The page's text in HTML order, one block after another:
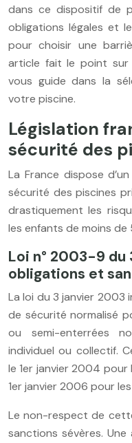
dans ce dispositif de
obligations légales et
pour choisir une
article fait le point sur
vous guide dans la
votre piscine.
Législation
sécurité des
La France dispose
sécurité des piscines
drastiquement les
les enfants de moins de
Loi n° 2003-9 du
obligations et
La loi du 3 janvier 2003
de sécurité normalisé
ou semi-enterrées
individuel ou collectif.
le 1er janvier 2004 pour
1er janvier 2006 pour
Le non-respect de
sanctions sévères.